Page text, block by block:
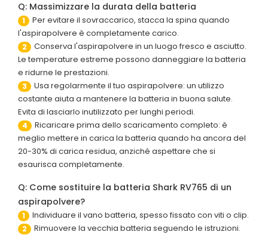
Q: Massimizzare la durata della batteria
1
Per evitare il sovraccarico, stacca la spina quando
l'aspirapolvere è completamente carico.
2
Conserva l'aspirapolvere in un luogo fresco e asciutto.
Le temperature estreme possono danneggiare la batteria
e ridurne le prestazioni.
3
Usa regolarmente il tuo aspirapolvere: un utilizzo
costante aiuta a mantenere la batteria in buona salute.
Evita di lasciarlo inutilizzato per lunghi periodi.
4
Ricaricare prima dello scaricamento completo: è
meglio mettere in carica la batteria quando ha ancora del
20-30% di carica residua, anziché aspettare che si
esaurisca completamente.
Q: Come sostituire la batteria Shark RV765 di un
aspirapolvere?
1 Individuare il vano batteria, spesso fissato con viti o clip.
2 Rimuovere la vecchia batteria seguendo le istruzioni.